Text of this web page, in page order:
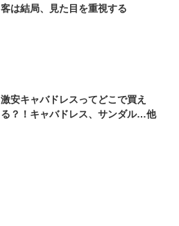
客は結局、見た目を重視する
激安キャバドレスってどこで買え
る？！キャバドレス、サンダル…他